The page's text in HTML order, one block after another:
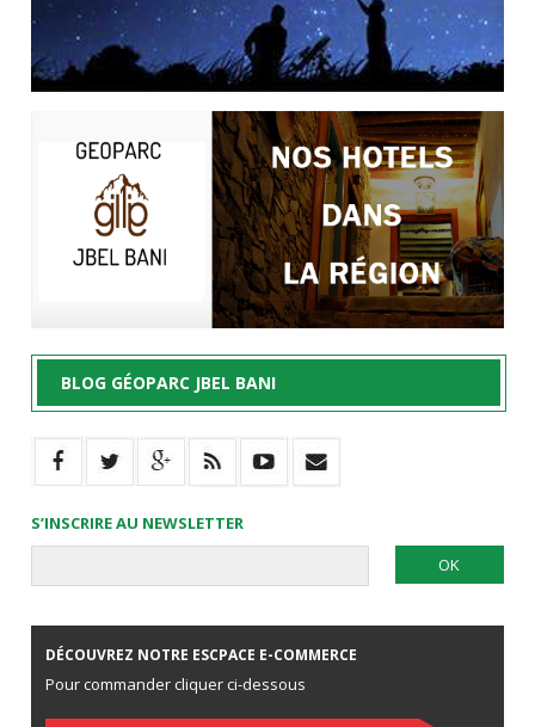
BLOG GÉOPARC JBEL BANI
S’INSCRIRE AU NEWSLETTER
DÉCOUVREZ NOTRE ESCPACE E-COMMERCE
Pour commander cliquer ci-dessous